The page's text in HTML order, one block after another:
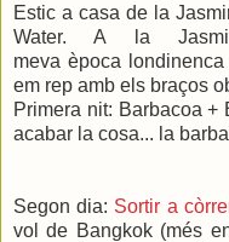
Estic a casa de la
Water. A la
meva època
em rep amb els braços
Primera nit: Barbacoa +
acabar la cosa... la
Segon dia: Sortir a
vol de Bangkok (més